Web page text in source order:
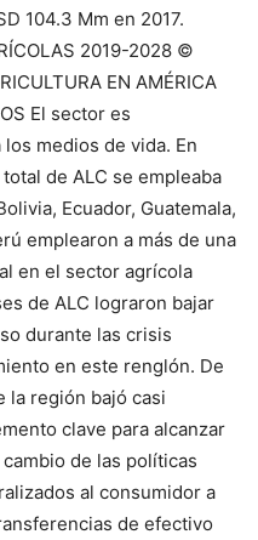
104.3 Mm en 2017.
2019-2028 ©
EN AMÉRICA
El sector es
medios de vida. En
de ALC se empleaba
Ecuador, Guatemala,
emplearon a más de una
en el sector agrícola
de ALC lograron bajar
durante las crisis
en este renglón. De
la región bajó casi
clave para alcanzar
de las políticas
al consumidor a
de efectivo